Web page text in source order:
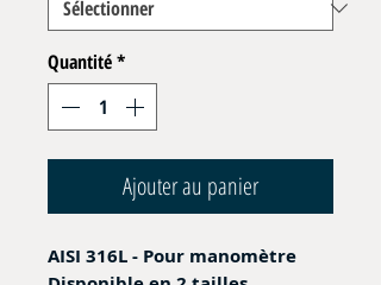
Quantité*
Ajouter au panier
AISI 316L - Pour manomètre